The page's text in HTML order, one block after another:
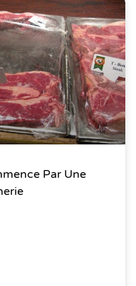
Par Une